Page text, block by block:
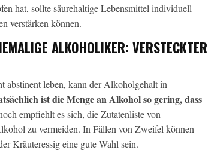
hat, sollte säurehaltige Lebensmittel individuell
verstärken können.
ALKOHOLIKER: VERSTECKTER
abstinent leben, kann der Alkoholgehalt in
ist die Menge an Alkohol so gering, dass
empfiehlt es sich, die Zutatenliste von
zu vermeiden. In Fällen von Zweifel können
Kräuteressig eine gute Wahl sein.